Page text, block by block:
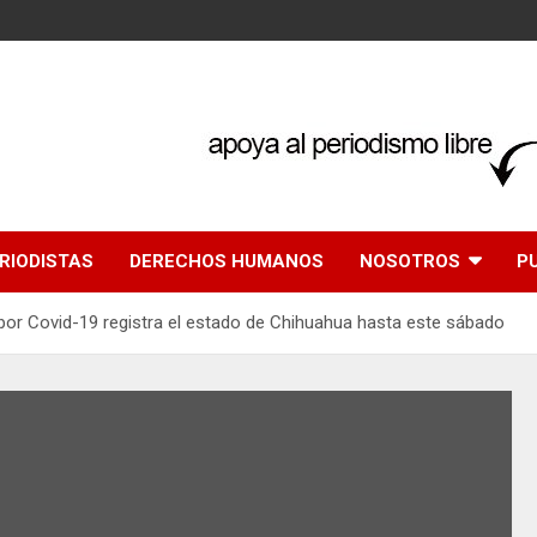
DERECHOS HUMANOS NOSOTROS
Covid-19 registra el estado de Chihuahua hasta este sábado